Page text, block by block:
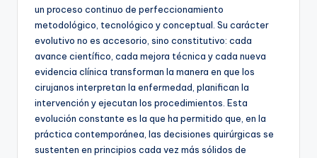
un proceso continuo de perfeccionamiento
metodológico, tecnológico y conceptual. Su carácter
evolutivo no es accesorio, sino constitutivo: cada
avance científico, cada mejora técnica y cada nueva
evidencia clínica transforman la manera en que los
cirujanos interpretan la enfermedad, planifican la
intervención y ejecutan los procedimientos. Esta
evolución constante es la que ha permitido que, en la
práctica contemporánea, las decisiones quirúrgicas se
sustenten en principios cada vez más sólidos de